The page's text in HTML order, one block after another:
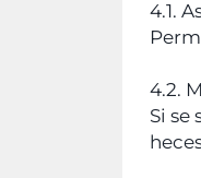
4.1.
4.2.
Si